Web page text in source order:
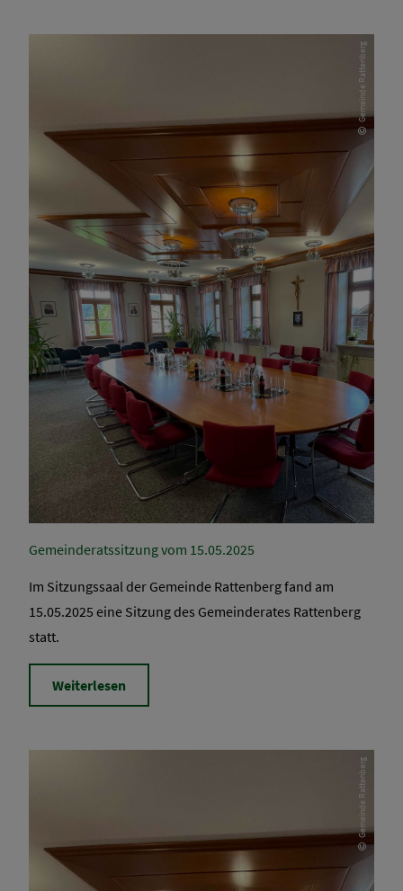
Gemeinde Rattenberg
Gemeinderatssitzung vom 15.05.2025
Im Sitzungssaal der Gemeinde Rattenberg fand am
15.05.2025 eine Sitzung des Gemeinderates Rattenberg
statt.
Weiterlesen
Gemeinde Rattenberg